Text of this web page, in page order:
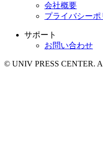
会社概要
プライバシーポ
サポート
お問い合わせ
© UNIV PRESS CENTER.